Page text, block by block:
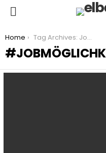
You are here:
Home Tag Archives: Jobmöglichkeiten in Hamburg